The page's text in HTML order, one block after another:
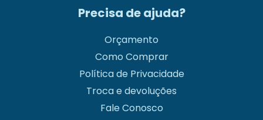
Precisa de ajuda?
Orçamento
Como Comprar
Política de Privacidade
Troca e devoluções
Fale Conosco